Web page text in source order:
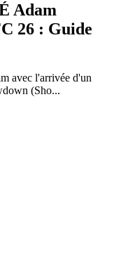
Adam
26 : Guide
avec l'arrivée d'un
(Sho...